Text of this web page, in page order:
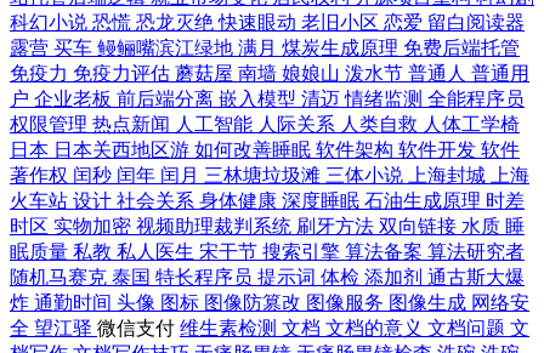
科幻小说 恐慌 恐龙灭绝快速眼动 老旧小区 恋爱 留白阅读器
露营 买车 鳗鲡嘴滨江绿地 满月 煤炭生成原理 免费后端托管
免疫力 免疫力评估 蘑菇屋 南墙 娘娘山 泼水节 普通人 普通用
户 企业老板 前后端分离 嵌入模型 清迈情绪监测 全能程序员
权限管理 热点新闻 人工智能 人际关系 人类自救 人体工学椅
日本 日本关西地区游 如何改善睡眠 软件架构 软件开发 软件
著作权 闰秒 闰年 闰月 三林塘垃圾滩 三体小说 上海封城
上海
火车站 设计 社会关系 身体健康 深度睡眠 石油生成原理 时差
时区 实物加密 视频助理裁判系统 刷牙方法 双向链接 水质 睡
眠质量 私教 私人医生 宋干节 搜索引擎 算法备案 算法研究者
随机马赛克 泰国 特长程序员 提示词 体检 添加剂 通古斯大爆
炸 通勤时间 头像 图标 图像防篡改 图像服务 图像生成 网络安
全 望江驿 微信支付 维生素检测 文档 文档的意义 文档问题 文